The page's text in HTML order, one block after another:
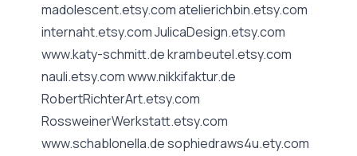
madolescent.etsy.com atelierichbin.etsy.com
internaht.etsy.com JulicaDesign.etsy.com
www.katy-schmitt.dekrambeutel.etsy.com
nauli.etsy.comwww.nikkifaktur.de
RobertRichterArt.etsy.com
RossweinerWerkstatt.etsy.com
www.schablonella.desophiedraws4u.ety.com